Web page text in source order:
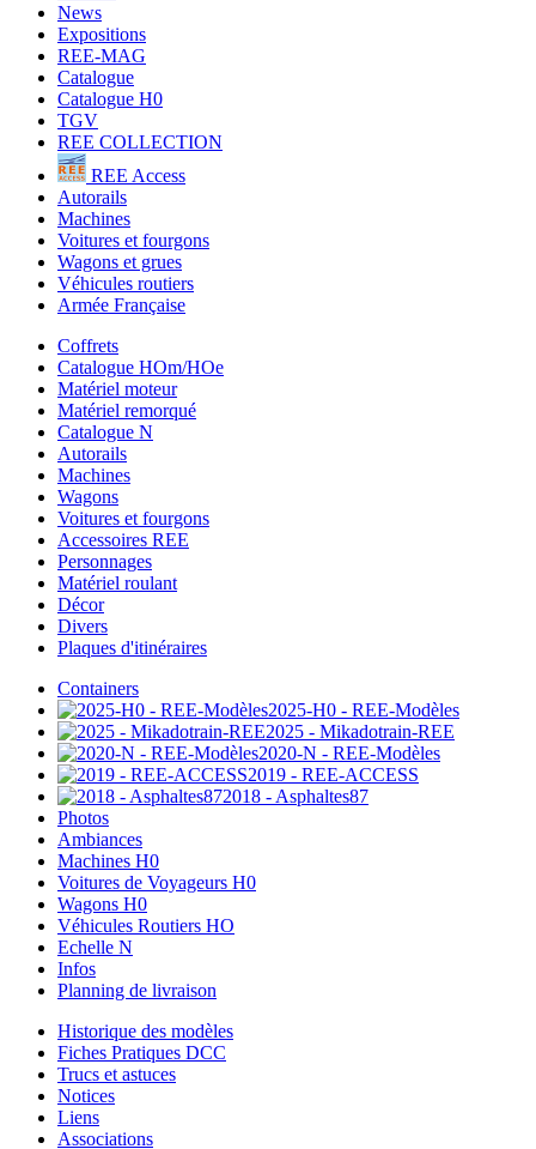
News
Expositions
REE-MAG
Catalogue
Catalogue H0
TGV
REE COLLECTION
REE Access
Autorails
Machines
Voitures et fourgons
Wagons et grues
Véhicules routiers
Armée Française
Coffrets
Catalogue HOm/HOe
Matériel moteur
Matériel remorqué
Catalogue N
Autorails
Machines
Wagons
Voitures et fourgons
Accessoires REE
Personnages
Matériel roulant
Décor
Divers
Plaques d'itinéraires
Containers
2025-H0 - REE-Modèles
2025 - Mikadotrain-REE
2020-N - REE-Modèles
2019 - REE-ACCESS
2018 - Asphaltes87
Photos
Ambiances
Machines H0
Voitures de Voyageurs H0
Wagons H0
Véhicules Routiers HO
Echelle N
Infos
Planning de livraison
Historique des modèles
Fiches Pratiques DCC
Trucs et astuces
Notices
Liens
Associations